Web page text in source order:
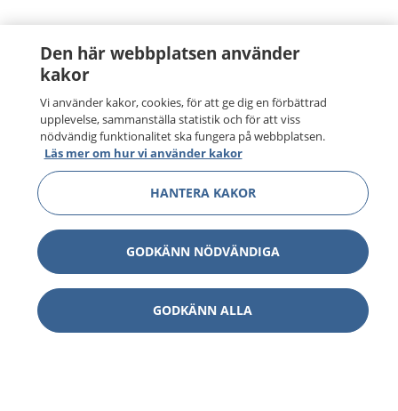
Den här webbplatsen använder
kakor
Vi använder kakor, cookies, för att ge dig en förbättrad
upplevelse, sammanställa statistik och för att viss
nödvändig funktionalitet ska fungera på webbplatsen.
Läs mer om hur vi använder kakor
HANTERA KAKOR
GODKÄNN NÖDVÄNDIGA
GODKÄNN ALLA